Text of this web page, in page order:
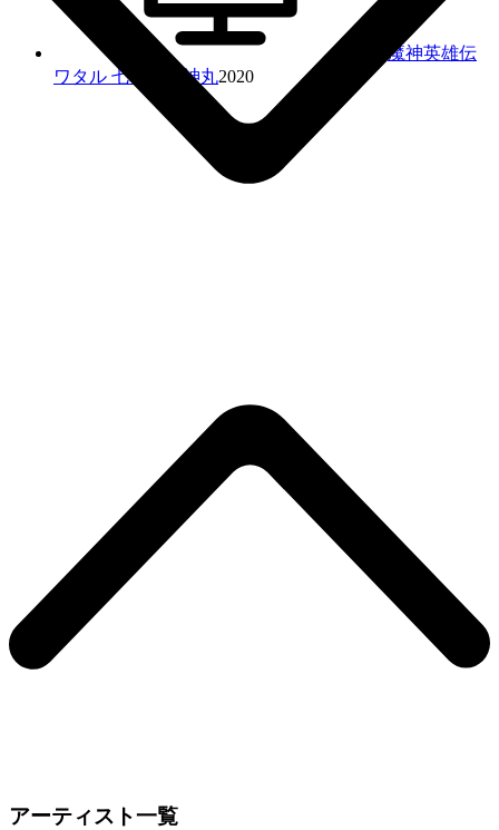
魔神英雄伝
ワタル 七魂の龍神丸2020
アーティスト一覧